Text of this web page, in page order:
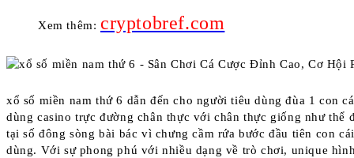
Xem thêm: cryptobref.com
xổ số miền nam thứ 6 dẫn đến cho người tiêu dùng đùa 1 con
dùng casino trực đường chân thực với chân thực giống như thể
tại số đông sòng bài bác vì chưng cầm rứa bước đầu tiên con
dùng. Với sự phong phú với nhiều dạng về trò chơi, unique